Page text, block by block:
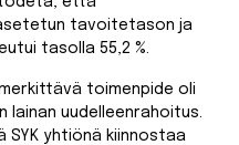
tavoitetason ja
tasolla 55,2 %.
toimenpide oli
lainan uudelleenrahoitus.
yhtiönä kiinnostaa